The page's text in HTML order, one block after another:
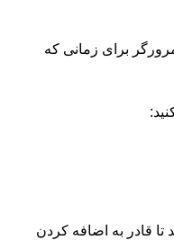
برای زمانی که
قادر به اضافه کردن